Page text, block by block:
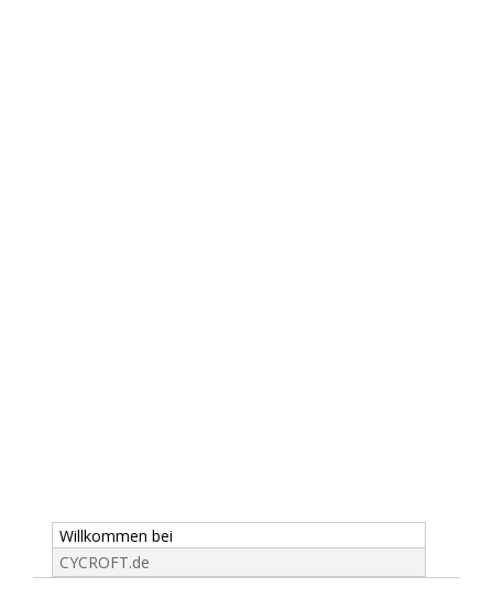
Willkommen bei
CYCROFT.de